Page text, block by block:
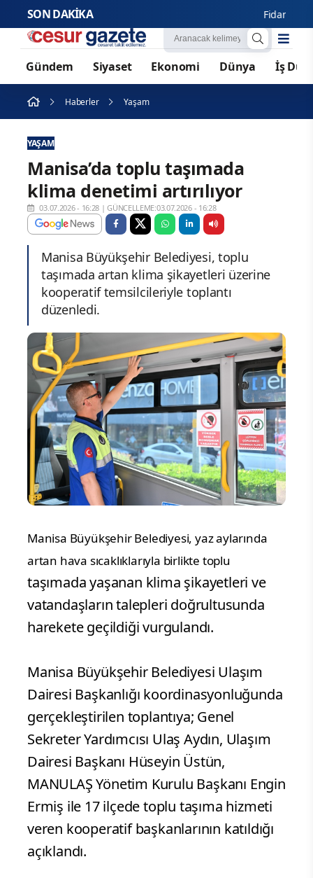
SON DAKİKA Fidan:
Gündem Siyaset Ekonomi Dünya İş
Haberler Yaşam
YAŞAM
Manisa’da toplu taşımada
klima denetimi artırılıyor
03.07.2026 - 16:28 |GÜNCELLEME:03.07.2026 - 16:28
Manisa Büyükşehir Belediyesi, toplu
taşımada artan klima şikayetleri üzerine
kooperatif temsilcileriyle toplantı
düzenledi.
Manisa Büyükşehir Belediyesi, yaz aylarında
artan hava sıcaklıklarıyla birlikte toplu
taşımada yaşanan klima şikayetleri ve
vatandaşların talepleri doğrultusunda
harekete geçildiği vurgulandı.
Manisa Büyükşehir Belediyesi Ulaşım
Dairesi Başkanlığı koordinasyonluğunda
gerçekleştirilen toplantıya; Genel
Sekreter Yardımcısı Ulaş Aydın, Ulaşım
Dairesi Başkanı Hüseyin Üstün,
MANULAŞ Yönetim Kurulu Başkanı Engin
Ermiş ile 17 ilçede toplu taşıma hizmeti
veren kooperatif başkanlarının katıldığı
açıklandı.